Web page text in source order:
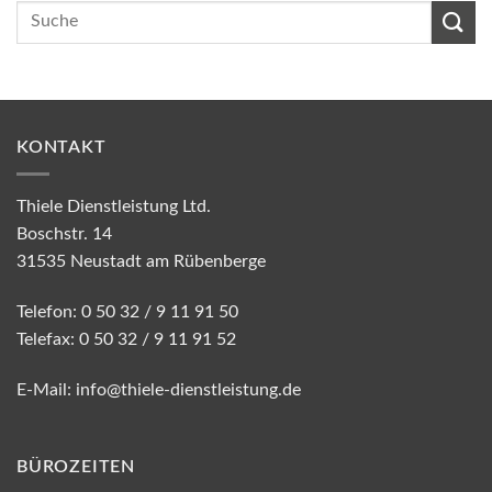
KONTAKT
Thiele Dienstleistung Ltd.
Boschstr. 14
31535 Neustadt am Rübenberge
Telefon: 0 50 32 / 9 11 91 50
Telefax: 0 50 32 / 9 11 91 52
E-Mail: info@thiele-dienstleistung.de
BÜROZEITEN